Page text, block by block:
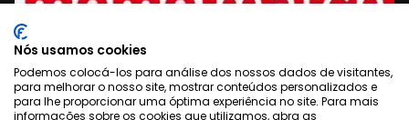
Saiba mais
Nós usamos cookies
Podemos colocá-los para análise dos nossos dados de visitantes,
para melhorar o nosso site, mostrar conteúdos personalizados e
para lhe proporcionar uma óptima experiência no site. Para mais
informações sobre os cookies que utilizamos, abra as